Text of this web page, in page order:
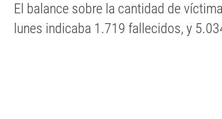
El balance sobre la cantidad de
lunes indicaba 1.719 fallecidos, y